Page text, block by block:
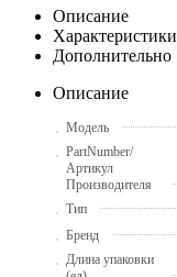
Описание
Характеристики
Дополнительно
Описание
Модель
PartNumber/
Артикул
Производителя
Тип
Бренд
Длина упаковки